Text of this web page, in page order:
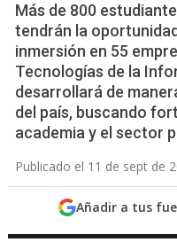
Más de 800
tendrán la
inmersión en 55
Tecnologías de la
desarrollará de
del país, buscando
academia y el sector
Publicado el 11 de sept de
Añadir a tus